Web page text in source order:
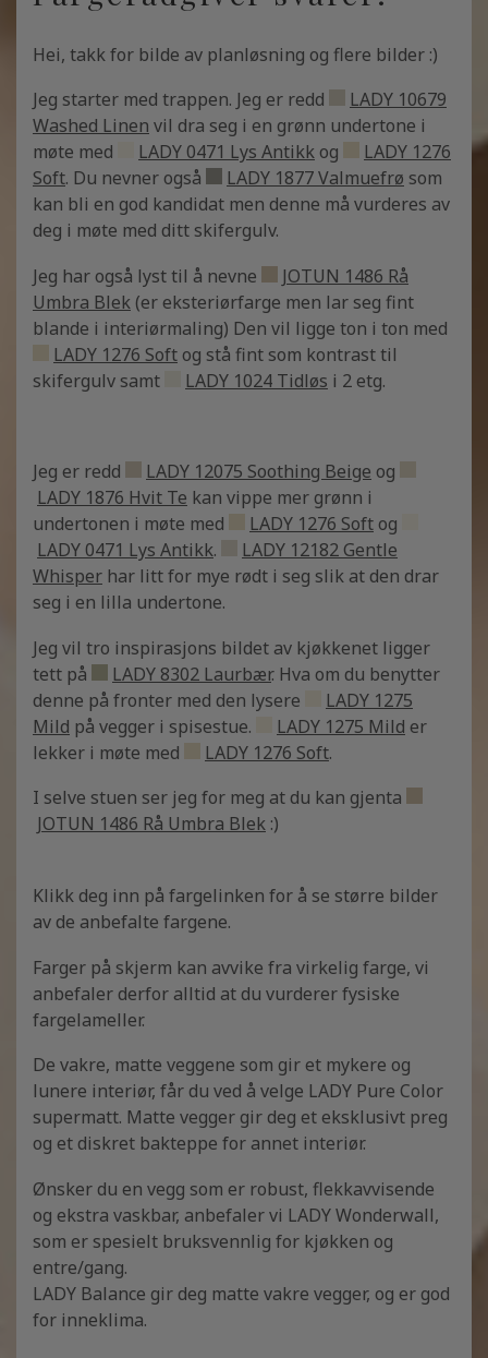
Hei, takk for bilde av planløsning og flere bilder :)
Jeg starter med trappen. Jeg er redd
LADY 10679
Washed Linen vil dra seg i en grønn undertone i
møte med
LADY 0471 Lys Antikk og
LADY 1276
Soft. Du nevner også LADY 1877 Valmuefrø som
kan bli en god kandidat men denne må vurderes av
deg i møte med ditt skifergulv.
Jeg har også lyst til å nevne
JOTUN 1486 Rå
Umbra Blek (er eksteriørfarge men lar seg fint
blande i interiørmaling) Den vil ligge ton i ton med
LADY 1276 Soft og stå fint som kontrast til
skifergulv samt
LADY 1024 Tidløs i 2 etg.
Jeg er redd LADY 12075 Soothing Beige og
LADY 1876 Hvit Te kan vippe mer grønn i
undertonen i møte med
LADY 1276 Soft og
LADY 0471 Lys Antikk.
LADY 12182 Gentle
Whisper har litt for mye rødt i seg slik at den drar
seg i en lilla undertone.
Jeg vil tro inspirasjons bildet av kjøkkenet ligger
tett på
LADY 8302 Laurbær. Hva om du benytter
denne på fronter med den lysere
LADY 1275
Mild på vegger i spisestue. LADY 1275 Mild er
lekker i møte med
LADY 1276 Soft.
I selve stuen ser jeg for meg at du kan gjenta
JOTUN 1486 Rå Umbra Blek :)
Klikk deg inn på fargelinken for å se større bilder
av de anbefalte fargene.
Farger på skjerm kan avvike fra virkelig farge, vi
anbefaler derfor alltid at du vurderer fysiske
fargelameller.
De vakre, matte veggene som gir et mykere og
lunere interiør, får du ved å velge LADY Pure Color
supermatt. Matte vegger gir deg et eksklusivt preg
og et diskret bakteppe for annet interiør.
Ønsker du en vegg som er robust, flekkavvisende
og ekstra vaskbar, anbefaler vi LADY Wonderwall,
som er spesielt bruksvennlig for kjøkken og
entre/gang.
LADY Balance gir deg matte vakre vegger, og er god
for inneklima.